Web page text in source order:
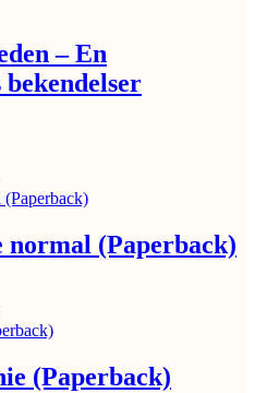
– En
(Paperback)
(Paperback)